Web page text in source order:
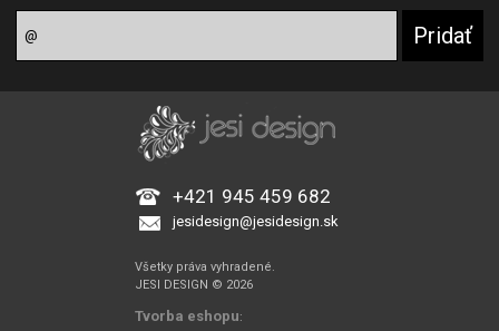
+421 945 459 682
jesidesign@jesidesign.sk
Všetky práva vyhradené.
JESI DESIGN © 2026
Tvorba eshopu: